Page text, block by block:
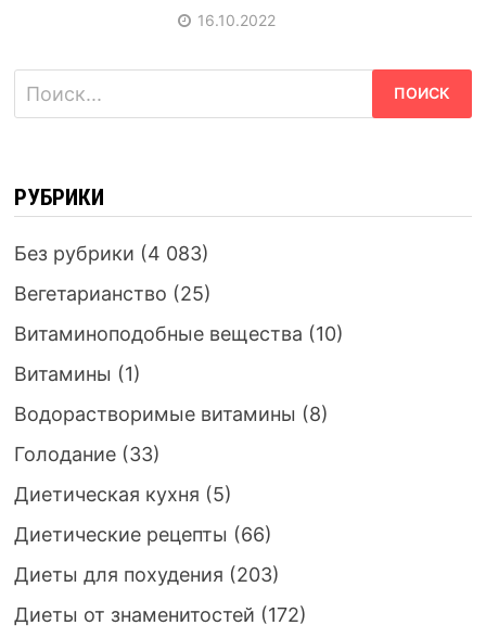
16.10.2022
Найти:
РУБРИКИ
Без рубрики (4 083)
Вегетарианство (25)
Витаминоподобные вещества (10)
Витамины (1)
Водорастворимые витамины (8)
Голодание(33)
Диетическая кухня (5)
Диетические рецепты (66)
Диеты для похудения (203)
Диеты от знаменитостей (172)